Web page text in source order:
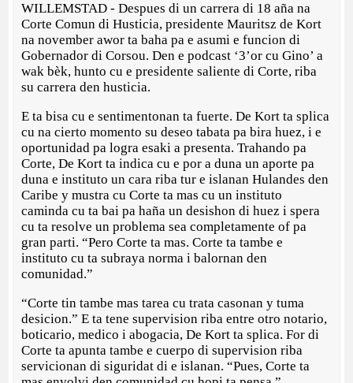
WILLEMSTAD - Despues di un carrera di 18 aña na
Corte Comun di Husticia, presidente Mauritsz de Kort
na november awor ta baha pa e asumi e funcion di
Gobernador di Corsou. Den e podcast ‘3’or cu Gino’ a
wak bèk, hunto cu e presidente saliente di Corte, riba
su carrera den husticia.
E ta bisa cu e sentimentonan ta fuerte. De Kort ta splica
cu na cierto momento su deseo tabata pa bira huez, i e
oportunidad pa logra esaki a presenta. Trahando pa
Corte, De Kort ta indica cu e por a duna un aporte pa
duna e instituto un cara riba tur e islanan Hulandes den
Caribe y mustra cu Corte ta mas cu un instituto
caminda cu ta bai pa haña un desishon di huez i spera
cu ta resolve un problema sea completamente of pa
gran parti. “Pero Corte ta mas. Corte ta tambe e
instituto cu ta subraya norma i balornan den
comunidad.”
“Corte tin tambe mas tarea cu trata casonan y tuma
desicion.” E ta tene supervision riba entre otro notario,
boticario, medico i abogacia, De Kort ta splica. For di
Corte ta apunta tambe e cuerpo di supervision riba
servicionan di siguridat di e islanan. “Pues, Corte ta